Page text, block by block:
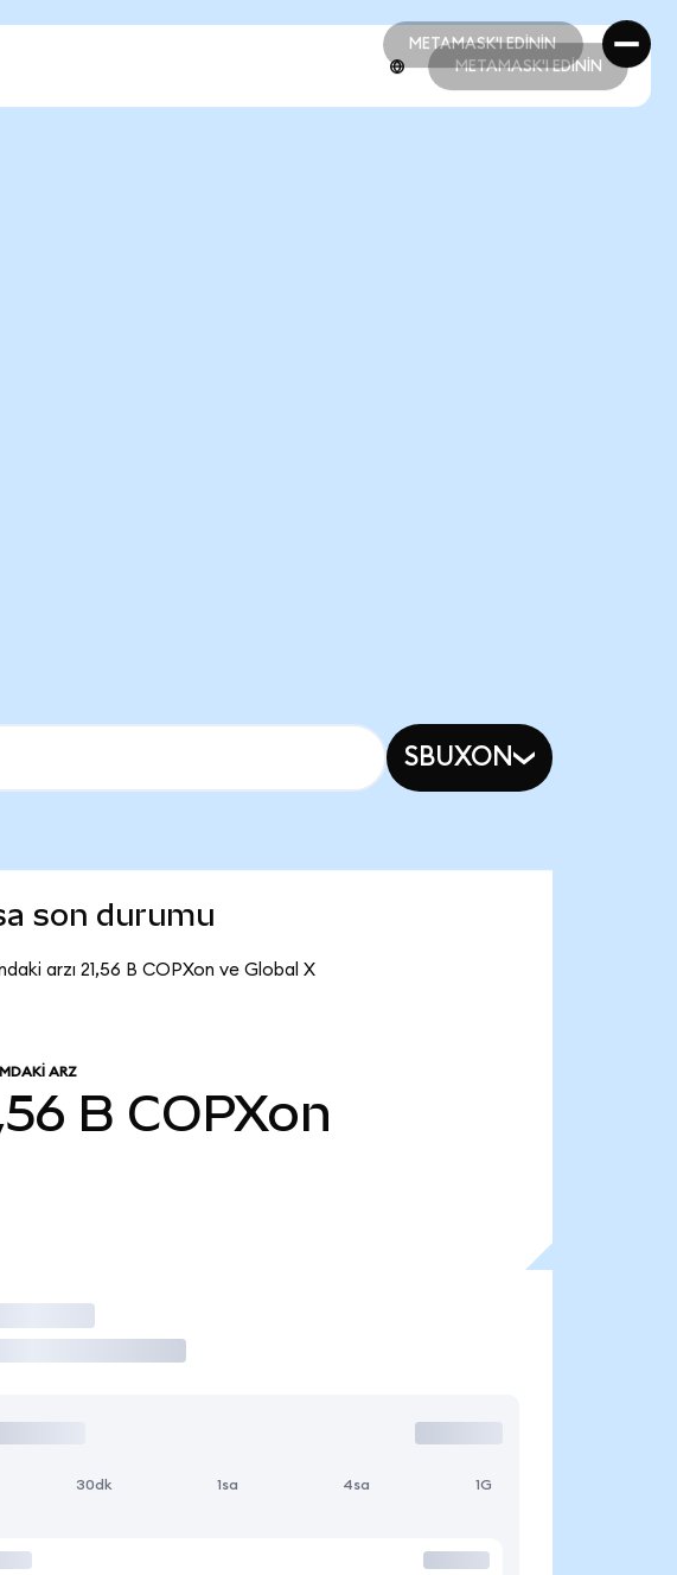
METAMASK'I EDİNİN
METAMASK'I EDİNİN
METAMASK'I EDİNİN
SBUXON
son durumu
arzı 21,56 B COPXon ve Global X
ARZ
B COPXon
30dk 1sa 4sa 1G